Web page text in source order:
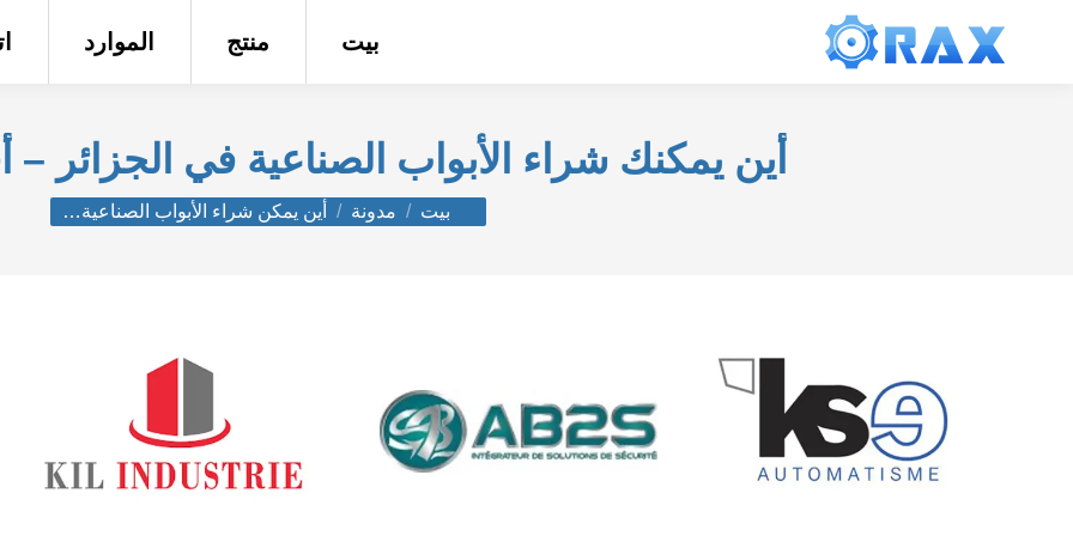
بيت منتج الموارد
أين يمكنك شراء الأبواب الصناعية في الجزائر – أفضل 6
أنت هنا:
بيت مدونة أين يمكن شراء الأبواب الصناعية…